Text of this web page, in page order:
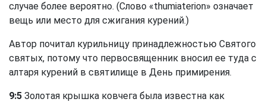
случае более вероятно. (Слово «thumiaterion» означает
вещь или место для сжигания курений.)
Автор почитал курильницу принадлежностью Святого
святых, потому что первосвященник вносил ее туда с
алтаря курений в святилище в День примирения.
9:5 Золотая крышка ковчега была известна как